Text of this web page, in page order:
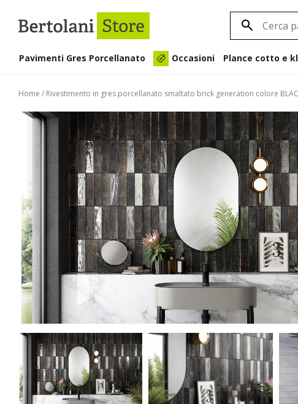
Pavimenti Gres Porcellanato Occasioni Plance cotto e
Home / Rivestimento in gres porcellanato smaltato brick generation colore